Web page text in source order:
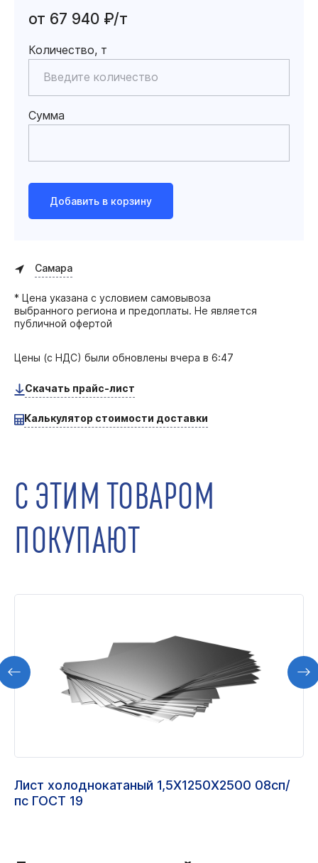
от 67 940 ₽/т
Количество, т
Сумма
Добавить в корзину
Самара
* Цена указана с условием самовывоза
выбранного региона и предоплаты. Не является
публичной офертой
Цены (с НДС) были обновлены вчера в 6:47
Скачать прайс-лист
Калькулятор стоимости доставки
С ЭТИМ ТОВАРОМ
ПОКУПАЮТ
Лист холоднокатаный 1,5Х1250Х2500 08сп/
пс ГОСТ 19